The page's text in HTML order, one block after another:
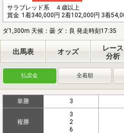
サラブレッド系 ４歳以上
賞金 1着340,000円 2着102,000円 3着
ダ1,300m 天候：曇 ダ：良 発走時刻17:35
出馬表 オッズ
レース
分析
払戻金 全着順
単勝 3
複勝
3
2
6